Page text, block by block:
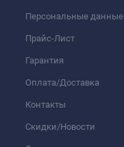
Персональные данные
Прайс-Лист
Гарантия
Оплата/Доставка
Контакты
Скидки/Новости